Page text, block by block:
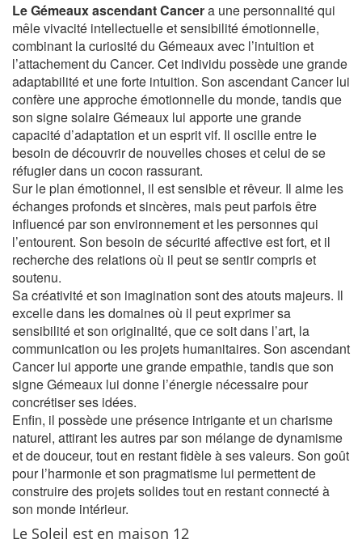
Le Gémeaux ascendant Cancera une personnalité qui
mêle vivacité intellectuelle et sensibilité émotionnelle,
combinant la curiosité du Gémeaux avec l’intuition et
l’attachement du Cancer. Cet individu possède une grande
adaptabilité et une forte intuition. Son ascendant Cancer lui
confère une approche émotionnelle du monde, tandis que
son signe solaire Gémeaux lui apporte une grande
capacité d’adaptation et un esprit vif. Il oscille entre le
besoin de découvrir de nouvelles choses et celui de se
réfugier dans un cocon rassurant.
Sur le plan émotionnel, il est sensible et rêveur. Il aime les
échanges profonds et sincères, mais peut parfois être
influencé par son environnement et les personnes qui
l’entourent. Son besoin de sécurité affective est fort, et il
recherche des relations où il peut se sentir compris et
soutenu.
Sa créativité et son imagination sont des atouts majeurs. Il
excelle dans les domaines où il peut exprimer sa
sensibilité et son originalité, que ce soit dans l’art, la
communication ou les projets humanitaires. Son ascendant
Cancer lui apporte une grande empathie, tandis que son
signe Gémeaux lui donne l’énergie nécessaire pour
concrétiser ses idées.
Enfin, il possède une présence intrigante et un charisme
naturel, attirant les autres par son mélange de dynamisme
et de douceur, tout en restant fidèle à ses valeurs. Son goût
pour l’harmonie et son pragmatisme lui permettent de
construire des projets solides tout en restant connecté à
son monde intérieur.
Le Soleil est en maison 12